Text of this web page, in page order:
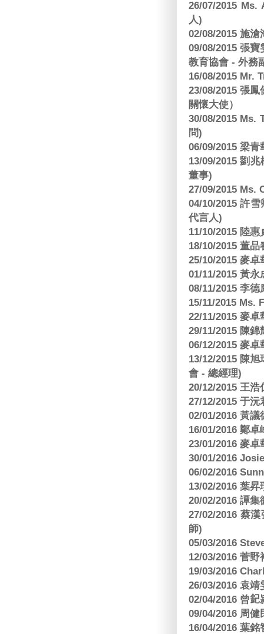
26/07/2015
人)
02/08/2015 施
09/08/2015 張
教育協會 - 外務
16/08/2015 Mr.
23/08/2015 張
關懷大使）
30/08/2015 Ms.
問)
06/09/2015 梁
13/09/2015 劉
董事)
27/09/2015 Ms.
04/10/2015 許
代言人)
11/10/2015 陸
18/10/2015 董
25/10/2015 麥
01/11/2015 黃
08/11/2015 李
15/11/2015 Ms.
22/11/2015 麥
29/11/2015 陳
06/12/2015 麥
13/12/2015 陳
會 - 總經理)
20/12/2015 王
27/12/2015 于
02/01/2016 黃
16/01/2016 鄭
23/01/2016 麥
30/01/2016
06/02/2016
13/02/2016 葉
20/02/2016 譚
27/02/2016 蔡
師)
05/03/2016
12/03/2016 菅
19/03/2016
26/03/2016 袁
02/04/2016 曾
09/04/2016 周
16/04/2016 葉